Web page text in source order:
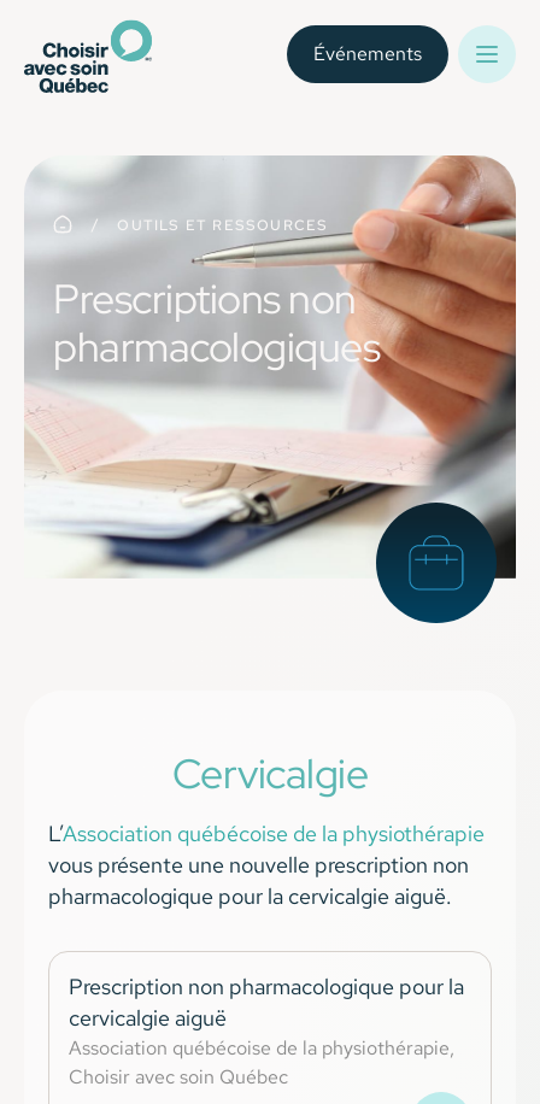
Événements
OUTILS ET RESSOURCES
Prescriptions non
pharmacologiques
Cervicalgie
L’Association québécoise de la physiothérapie
vous présente une nouvelle prescription non
pharmacologique pour la cervicalgie aiguë.
Prescription non pharmacologique pour la
cervicalgie aiguë
Association québécoise de la physiothérapie,
Choisir avec soin Québec